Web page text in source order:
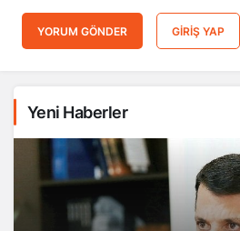
YORUM GÖNDER GIRIŞ YAP
Yeni Haberler